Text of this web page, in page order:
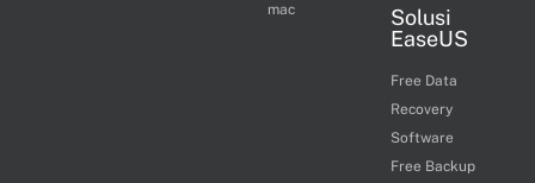
mac
Solusi
EaseUS
Free Data
Recovery
Software
Free Backup